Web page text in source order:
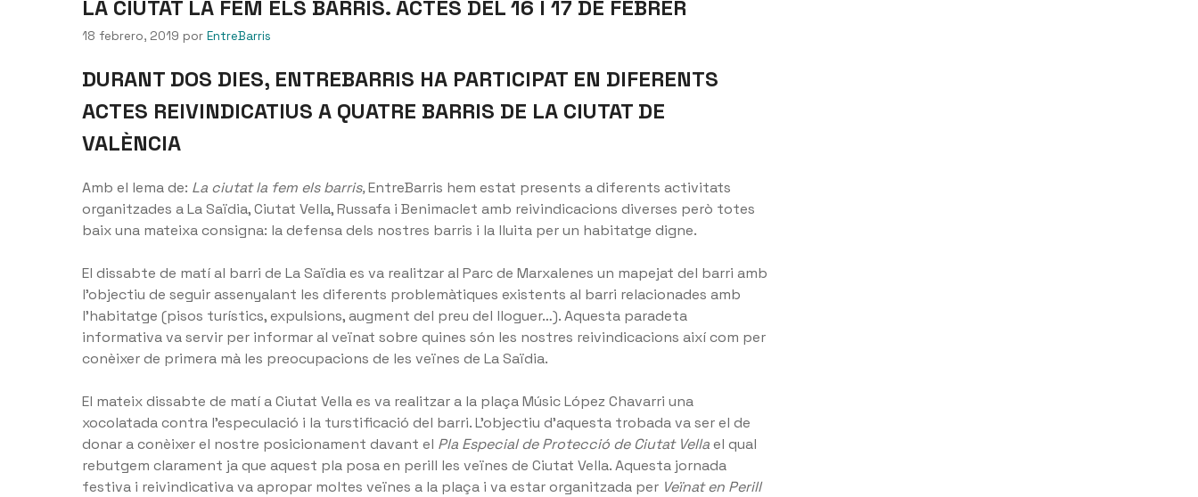
LA CIUTAT LA FEM ELS BARRIS. ACTES DEL 16 I 17 DE FEBRER
18 febrero, 2019 por EntreBarris
DURANT DOS DIES, ENTREBARRIS HA PARTICIPAT EN DIFERENTS
ACTES REIVINDICATIUS A QUATRE BARRIS DE LA CIUTAT DE
VALÈNCIA
Amb el lema de: La ciutat la fem els barris,EntreBarris hem estat presents a diferents activitats
organitzades a La Saïdia, Ciutat Vella, Russafa i Benimaclet amb reivindicacions diverses però totes
baix una mateixa consigna: la defensa dels nostres barris i la lluita per un habitatge digne.
El dissabte de matí al barri de La Saïdia es va realitzar al Parc de Marxalenes un mapejat del barri amb
l’objectiu de seguir assenyalant les diferents problemàtiques existents al barri relacionades amb
l’habitatge (pisos turístics, expulsions, augment del preu del lloguer…). Aquesta paradeta
informativa va servir per informar al veïnat sobre quines són les nostres reivindicacions així com per
conèixer de primera mà les preocupacions de les veïnes de La Saïdia.
El mateix dissabte de matí a Ciutat Vella es va realitzar a la plaça Músic López Chavarri una
xocolatada contra l’especulació i la turstificació del barri. L’objectiu d’aquesta trobada va ser el de
donar a conèixer el nostre posicionament davant el Pla Especial de Protecció de Ciutat Vellael qual
rebutgem clarament ja que aquest pla posa en perill les veïnes de Ciutat Vella. Aquesta jornada
festiva i reivindicativa va apropar moltes veïnes a la plaça i va estar organitzada per Veïnat en Perill